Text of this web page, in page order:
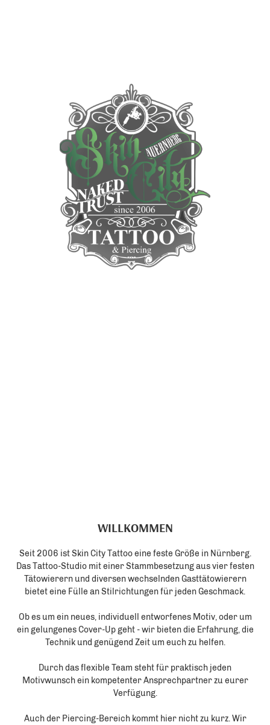
WILLKOMMEN
Seit 2006 ist Skin City Tattoo eine feste Größe in Nürnberg.
Das Tattoo-Studio mit einer Stammbesetzung aus vier festen
Tätowierern und diversen wechselnden Gasttätowierern
bietet eine Fülle an Stilrichtungen für jeden Geschmack.
Ob es um ein neues, individuell entworfenes Motiv, oder um
ein gelungenes Cover-Up geht - wir bieten die Erfahrung, die
Technik und genügend Zeit um euch zu helfen.
Durch das flexible Team steht für praktisch jeden
Motivwunsch ein kompetenter Ansprechpartner zu eurer
Verfügung.
Auch der Piercing-Bereich kommt hier nicht zu kurz. Wir